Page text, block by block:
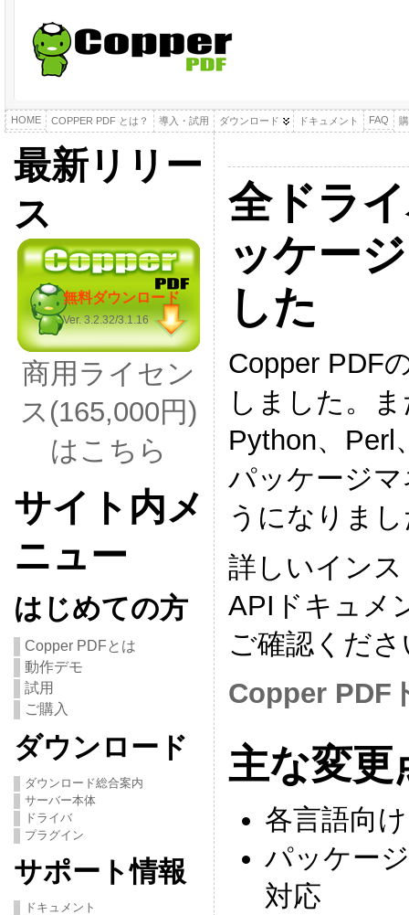
HOME COPPER PDF とは？ 導入・試用 ダウンロード ドキュメント FAQ
最新リリー
ス
無料ダウンロード
Ver. 3.2.32/3.1.16
商用ライセン
ス(165,000円)
はこちら
サイト内メ
ニュー
はじめての方
Copper PDFとは
動作デモ
試用
ご購入
ダウンロード
ダウンロード総合案内
サーバー本体
ドライバ
プラグイン
サポート情報
ドキュメント
全ドラ
ッケー
した
Copper PDF
しました。
Python、Perl
パッケージ
うになりま
詳しいイン
APIドキュメ
ご確認くださ
Copper PDF
主な変更
各言語向
パッケー
対応